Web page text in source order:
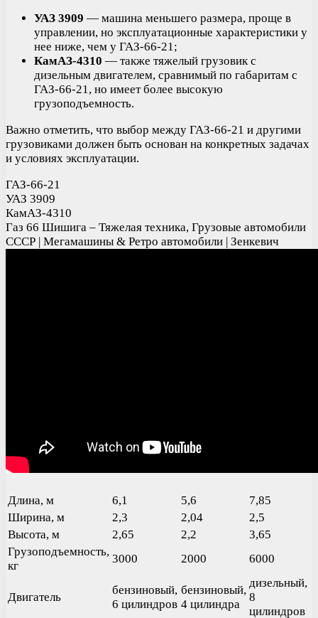
УАЗ 3909 — машина меньшего размера, проще в
управлении, но эксплуатационные характеристики у
нее ниже, чем у ГАЗ-66-21;
КамАЗ-4310 — также тяжелый грузовик с
дизельным двигателем, сравнимый по габаритам с
ГАЗ-66-21, но имеет более высокую
грузоподъемность.
Важно отметить, что выбор между ГАЗ-66-21 и другими
грузовиками должен быть основан на конкретных задачах
и условиях эксплуатации.
ГАЗ-66-21
УАЗ 3909
КамАЗ-4310
Газ 66 Шишига – Тяжелая техника, Грузовые автомобили
СССР | Мегамашины & Ретро автомобили | Зенкевич
Длина, м 6,1 5,6
7,85
Ширина, м
2,3 2,04
2,5
Высота, м
2,65 2,2
3,65
Грузоподъемность,
кг
3000 2000 6000
Двигатель
бензиновый,
6 цилиндров
бензиновый,
4 цилиндра
дизельный,
8
цилиндров